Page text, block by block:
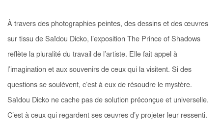
À travers des photographies peintes, des dessins et des œuvres
sur tissu de Saïdou Dicko, l’exposition The Prince of Shadows
reflète la pluralité du travail de l’artiste. Elle fait appel à
l’imagination et aux souvenirs de ceux qui la visitent. Si des
questions se soulèvent, c’est à eux de résoudre le mystère.
Saïdou Dicko ne cache pas de solution préconçue et universelle.
C’est à ceux qui regardent ses œuvres d’y projeter leur ressenti.